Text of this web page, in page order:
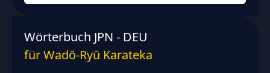
Wörterbuch JPN - DEU
für Wadō‑Ryū Karateka